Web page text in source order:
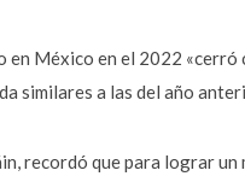
México en el 2022
similares a las del año
recordó que para lograr